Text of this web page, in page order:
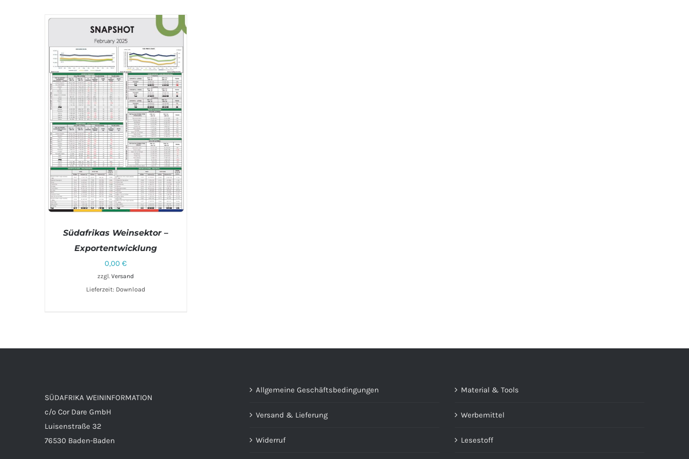
Südafrikas Weinsektor –
Exportentwicklung
0,00€
zzgl.Versand
Lieferzeit: Download
SÜDAFRIKA WEININFORMATION
c/o Cor Dare GmbH
Luisenstraße 32
76530 Baden-Baden
Allgemeine Geschäftsbedingungen
Versand & Lieferung
Widerruf
Material & Tools
Werbemittel
Lesestoff